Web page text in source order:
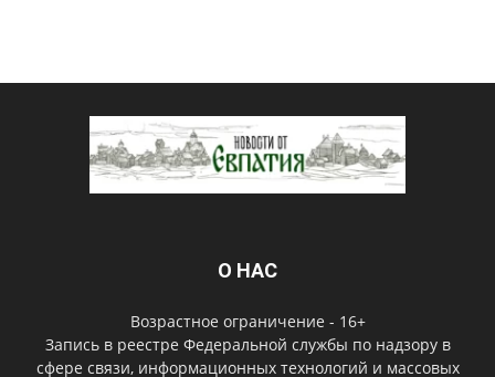
О НАС
Возрастное ограничение - 16+
Запись в реестре Федеральной службы по надзору в
сфере связи, информационных технологий и массовых